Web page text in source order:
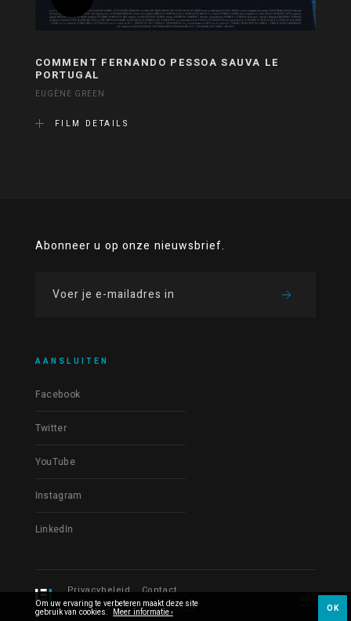
COMMENT FERNANDO PESSOA SAUVA LE
PORTUGAL
EUGÈNE GREEN
FILM DETAILS
Abonneer u op onze nieuwsbrief.
AANSLUITEN
Facebook
Twitter
YouTube
Instagram
LinkedIn
Privacybeleid
Contact
© Les Films du Fleuve 2026
Om uw ervaring te verbeteren maakt deze site
gebruik van cookies. Meer informatie › OK